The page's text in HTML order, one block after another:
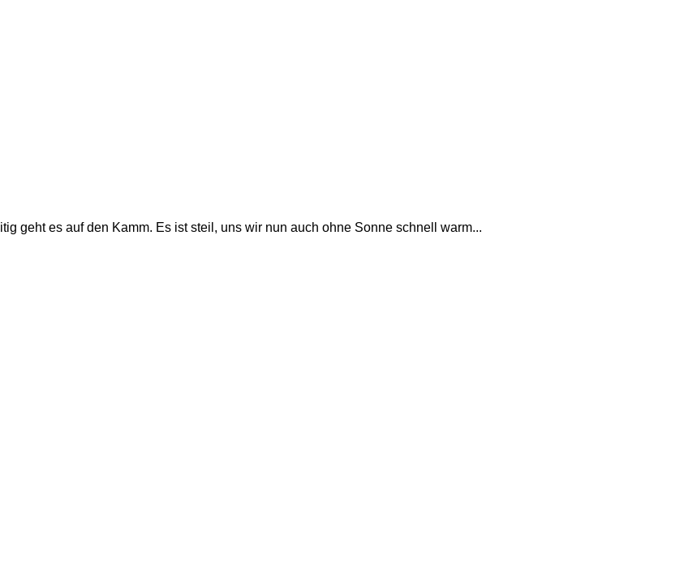
geht es auf den Kamm. Es ist steil, uns wir nun auch ohne Sonne schnell warm...